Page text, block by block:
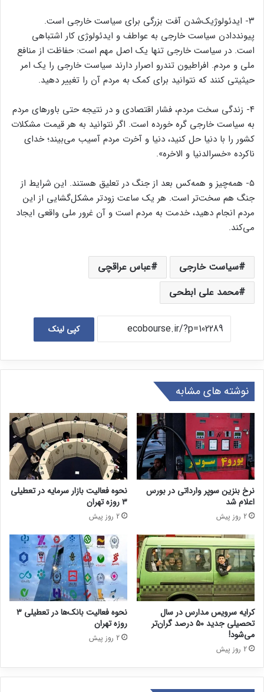
۳- ایدئولوژیک‌شدن آفت بزرگی برای سیاست خارجی است.
پیونددادن سیاست خارجی به عواطف و ایدئولوژی کار اشتباهی
است. در سیاست خارجی تنها یک اصل مهم است: حفاظت از منافع
ملی و مردم. افراطیون تندرو اصرار دارند سیاست خارجی را یک امر
حیثیتی کنند که نتوانید برای کمک به مردم آن را تغییر دهید.
۴- زندگی سخت مردم، فشار اقتصادی و در نتیجه حتی باورهای مردم
به سیاست خارجی گره خورده است. اگر نتوانید به هر قیمت مشکلات
کشور را با دنیا حل کنید، دنیا و آخرت مردم آسیب می‌بیند؛ خدای
ناکرده «خسرالدنیا و الاخره».
۵- همه‌چیز و همه‌کس بعد از جنگ در تعلیق هستند. این شرایط از
جنگ هم سخت‌تر است. هر یک ساعت زودتر مشکل‌گشایی از این
مردم انجام دهید، خدمت به مردم است و آن غرور ملی واقعی ایجاد
می‌کند.
سیاست خارجی
عباس عراقچی
محمد علی ابطحی
کپی لینک
نوشته های مشابه
نرخ بنزین سوپر وارداتی در بورس
اعلام شد
2 روز پیش
نحوه فعالیت بازار سرمایه در تعطیلی
۳ روزه تهران
2 روز پیش
کرایه سرویس مدارس در سال
تحصیلی جدید ۵۰ درصد گران‌تر
می‌شود!
2 روز پیش
نحوه فعالیت بانک‌ها در تعطیلی ۳
روزه تهران
2 روز پیش